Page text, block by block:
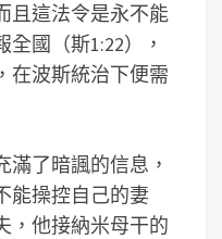
且這法令是永不能
國（斯1:22），
在波斯統治下便需
了暗諷的信息，
能操控自己的妻
，他接納米母干的